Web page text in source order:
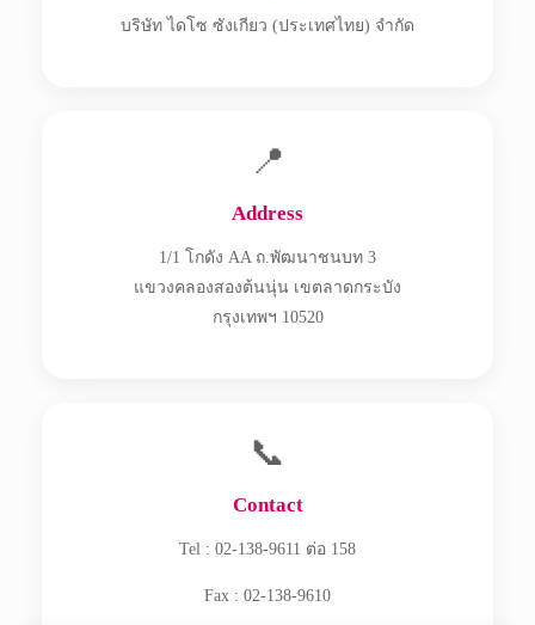
บริษัท ไดโซ ซังเกียว (ประเทศไทย) จำกัด
📍
Address
1/1 โกดัง AA ถ.พัฒนาชนบท 3
แขวงคลองสองต้นนุ่น เขตลาดกระบัง
กรุงเทพฯ 10520
📞
Contact
Tel : 02-138-9611 ต่อ 158
Fax : 02-138-9610